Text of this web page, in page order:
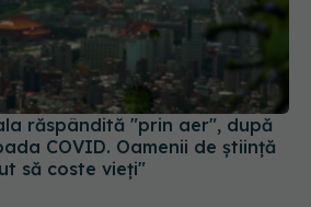
răspândită "prin aer", după
COVID. Oamenii de știință
să coste vieți"